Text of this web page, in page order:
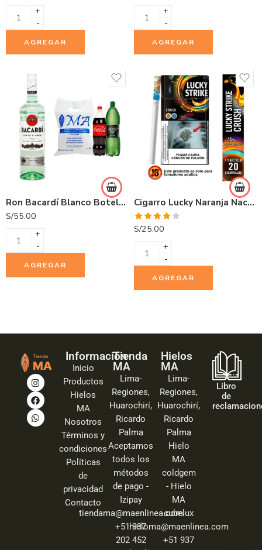
+
-
AGREGAR
+
-
AGREGAR
Ron Bacardí Blanco Botella 750ml
S/55.00
+
-
AGREGAR
Cigarro Lucky Naranja Nacional 20 und
Valorado
con
S/25.00
+
-
AGREGAR
Información
Inicio
Productos
Hielos
MA
Nosotros
Términos y
condiciones
Políticas
de
privacidad
Contacto
Tienda
MA
Lima-
Regiones,
Huarochirí,
Ricardo
Palma
Aceptamos
todos los
métodos
de pago -
Izipay
tiendama@maenlinea.com
+51 937
202 452
Hielos
MA
Lima-
Regiones,
Huarochirí,
Ricardo
Palma
Hielo
MA
coldgem
- Hielo
MA
cubelux
hieloma@maenlinea.com
+51 937
Libro
de